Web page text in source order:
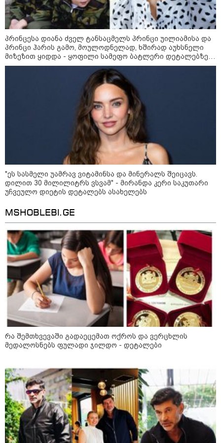
სამართალი
10:54 / 10-08-2026
ქურდობა თვითმფრინავის ბორტზე:
პოლიციამ ჩინეთის 2 მოქალაქე დააკავა -
რა ინფორმაციას ავრცელებს შსს
21:50 / 10-08-2026
გორში, მანქანა ქალს დაეჯახა -
რა დეტალები ხდება ცნობილი?
20:38 / 10-08-2026
გურამ დადიანიძის
გაუჩინარების საქმის
ფარგლებში შსს ტერიტორიის
ხელახალ შემოწმებას იწყებს -
შსს განცხადებას ავრცელებს
პრინცესა დიანა ძველ ტანსაცმელს პრინცი უილიამისა და
პრინცი ჰარის გამო, მოულოდნელად, ხშირად აუხსნელი
მიზეზით ყიდდა - ყოფილი სამეფო ბატლერი დეტალებზე
საკუთარ წიგნში საუბრობს
"ეს სასმელი უამრავ ვიტამინსა და მინერალს შეიცავს.
დილით 30 მილილიტრს ვსვამ" - მირანდა კერი საკუთარი
უჩვეულო დიეტის დეტალებს ასახელებს
MSHOBLEBI.GE
რა შემთხვევაში გადაეცემათ ოქროს და ვერცხლის
მედალოსნებს ფულადი ჯილდო - დეტალები